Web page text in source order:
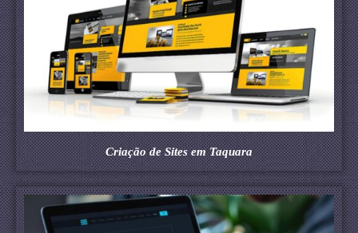
Criação de Sites em Taquara